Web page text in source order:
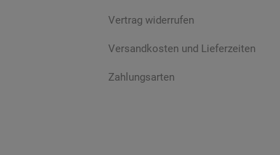
Vertrag widerrufen
Versandkosten und Lieferzeiten
Zahlungsarten